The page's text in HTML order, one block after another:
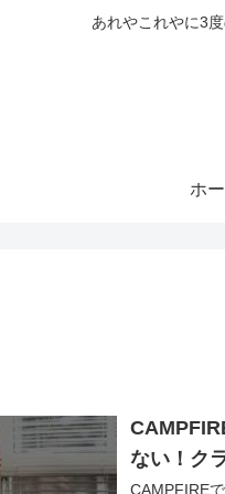
あれやこれやに3
ホ
ない！ク
CAMPFIRE